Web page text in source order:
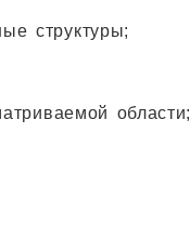
структуры;
области;